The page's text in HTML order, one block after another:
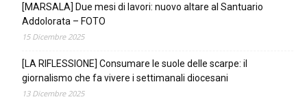
[MARSALA] Due mesi di lavori: nuovo altare al Santuario
Addolorata – FOTO
15 Dicembre 2025
[LA RIFLESSIONE] Consumare le suole delle scarpe: il
giornalismo che fa vivere i settimanali diocesani
13 Dicembre 2025